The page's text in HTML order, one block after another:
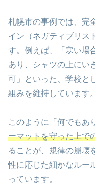
札幌市の事例では、完
イン（ネガティブリス
す。例えば、「寒い場
あり、シャツの上にい
可」といった、学校と
組みを維持しています。
このように「何でもあ
ーマットを守った上で
ることが、規律の崩壊
性に応じた細かなルー
っています。